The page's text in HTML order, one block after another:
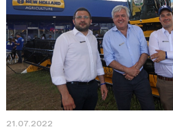
21.07.2022